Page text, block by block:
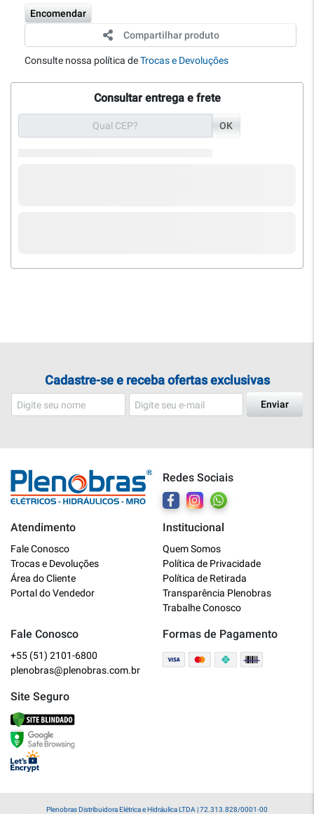
Encomendar
Compartilhar produto
Consulte nossa política deTrocas e Devoluções
Consultar entrega e frete
OK
Cadastre-se e receba ofertas exclusivas
Enviar
Redes Sociais
Atendimento
Fale Conosco
Trocas e Devoluções
Área do Cliente
Portal do Vendedor
Institucional
Quem Somos
Política de Privacidade
Política de Retirada
Transparência Plenobras
Trabalhe Conosco
Fale Conosco
+55 (51) 2101-6800
plenobras@plenobras.com.br
Formas de Pagamento
Site Seguro
Plenobras Distribuidora Elétrica e Hidráulica LTDA | 72.313.828/0001-00
Online
Bem vindo a Plenobras! Aqui você
encontra toda a linha de materiais
O que você deseja?
Dúvidas técnicas sobre produtos